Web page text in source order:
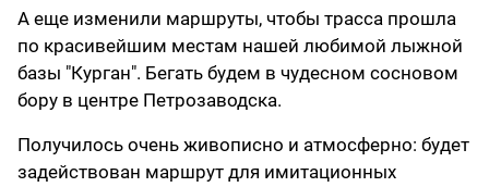
А еще изменили маршруты, чтобы трасса прошла
по красивейшим местам нашей любимой лыжной
базы "Курган". Бегать будем в чудесном сосновом
бору в центре Петрозаводска.
Получилось очень живописно и атмосферно: будет
задействован маршрут для имитационных